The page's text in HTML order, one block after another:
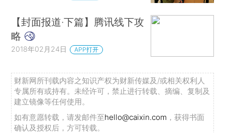
【封面报道·下篇】腾讯线下攻
略
2018年02月24日 APP打开
财新网所刊载内容之知识产权为财新传媒及/或相关权利人
专属所有或持有。未经许可，禁止进行转载、摘编、复制及
建立镜像等任何使用。
如有意愿转载，请发邮件至hello@caixin.com ，获得书面
确认及授权后，方可转载。